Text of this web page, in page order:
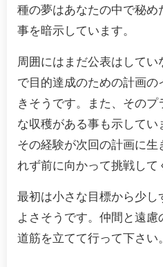
種の夢はあなたの中で秘め
事を暗示しています。
周囲にはまだ公表はして
で目的達成のための計画の
きそうです。また、そのプ
な収穫がある事も示してい
その経験が次回の計画に
れず前に向かって挑戦して
最初は小さな目標から少
よさそうです。仲間と遠
道筋を立てて行って下さい。